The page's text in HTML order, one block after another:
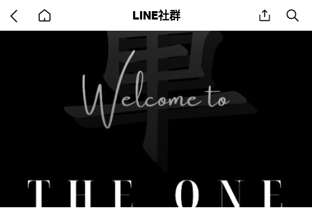
back
to
LINE社群 share